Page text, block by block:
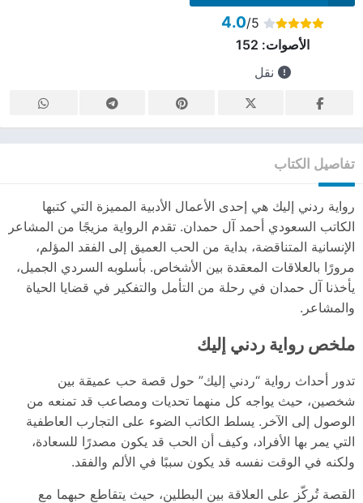
4.0/5
الأصوات: 152
نقل
تفاصيل الكتاب
رواية ردني إليك هي إحدى الأعمال الأدبية المميزة التي كتبها
الكاتب السعودي أحمد آل حمدان. تقدم الرواية مزيجًا من المشاعر
الإنسانية المتناقضة، بداية من الحب العميق إلى الفقد المؤلم،
مرورًا بالعلاقات المعقدة بين الأشخاص. بأسلوبه السردي الجميل،
يأخذنا آل حمدان في رحلة من التأمل والتفكير في قضايا الحياة
والمشاعر.
ملخص رواية ردني إليك
تدور أحداث رواية “ردني إليك” حول قصة حب عميقة بين
شخصين، حيث يواجه كل منهما تحديات ومصاعب قد تمنعه من
الوصول إلى الآخر. يسلط الكاتب الضوء على التجارب العاطفية
التي يمر بها الأفراد، وكيف أن الحب قد يكون مصدرًا للسعادة،
ولكنه في الوقت نفسه قد يكون سببًا في الألم والفقد.
القصة تُركّز على العلاقة بين البطلين، حيث يتقاطع حبهما مع